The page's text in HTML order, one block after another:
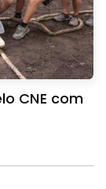
com